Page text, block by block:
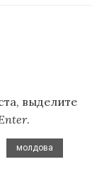
выделите
.
молдова